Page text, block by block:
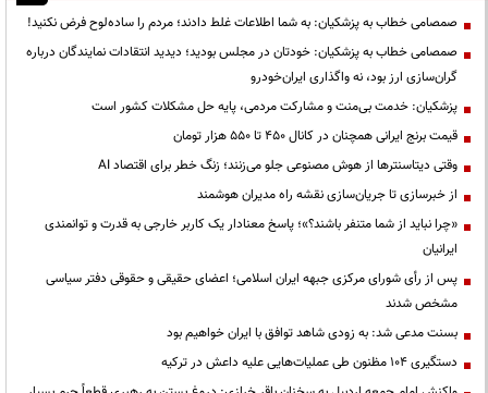
صمصامی خطاب به پزشکیان: به شما اطلاعات غلط دادند؛ مردم را ساده‌لوح فرض نکنید!
صمصامی خطاب به پزشکیان: خودتان در مجلس بودید؛ دیدید انتقادات نمایندگان درباره
گران‌سازی ارز بود، نه واگذاری ایران‌خودرو
پزشکیان: خدمت بی‌منت و مشارکت مردمی، پایه حل مشکلات کشور است
قیمت‌ برنج ایرانی همچنان در کانال ۴۵۰ تا ۵۵۰ هزار تومان
وقتی دیتاسنترها از هوش مصنوعی جلو می‌زنند؛ زنگ خطر برای اقتصاد AI
از خبرسازی تا جریان‌سازی نقشه راه مدیران هوشمند
«چرا نباید از شما متنفر باشند؟»؛ پاسخ معنادار یک کاربر خارجی به قدرت و توانمندی
ایرانیان
پس از رأی شورای مرکزی جبهه ایران اسلامی؛ اعضای حقیقی و حقوقی دفتر سیاسی
مشخص شدند
بسنت مدعی شد: به زودی شاهد توافق با ایران خواهیم بود
دستگیری ۱۰۴ مظنون طی عملیات‌هایی علیه داعش در ترکیه